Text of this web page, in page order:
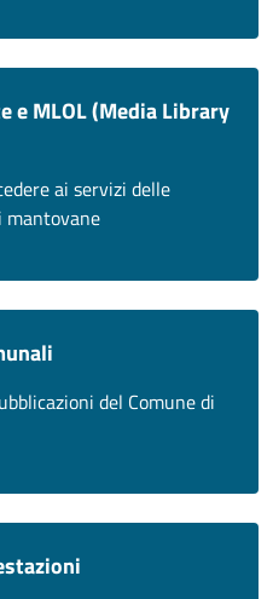
e MLOL (Media Library
ai servizi delle
mantovane
del Comune di